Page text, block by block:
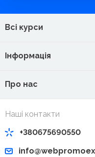
Всі курси
Інформація
Про нас
Наші контакти
+380675690550